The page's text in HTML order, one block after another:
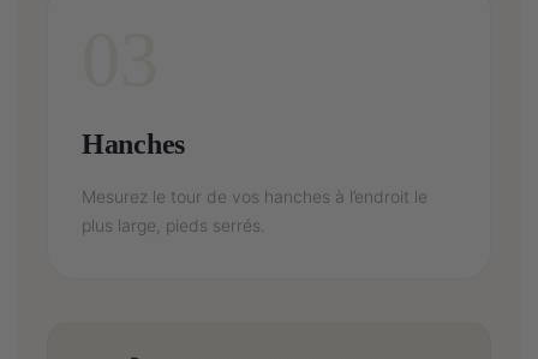
Hanches
Mesurez le tour de vos hanches à l’endroit le
plus large, pieds serrés.